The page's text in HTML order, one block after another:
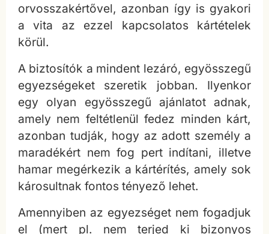
orvosszakértővel, azonban így is gyakori
a vita az ezzel kapcsolatos kártételek
körül.
A biztosítók a mindent lezáró, egyösszegű
egyezségeket szeretik jobban. Ilyenkor
egy olyan egyösszegű ajánlatot adnak,
amely nem feltétlenül fedez minden kárt,
azonban tudják, hogy az adott személy a
maradékért nem fog pert indítani, illetve
hamar megérkezik a kártérítés, amely sok
károsultnak fontos tényező lehet.
Amennyiben az egyezséget nem fogadjuk
el (mert pl. nem terjed ki bizonyos